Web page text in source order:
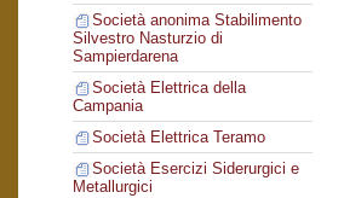
Società anonima Stabilimento
Silvestro Nasturzio di
Sampierdarena
Società Elettrica della
Campania
Società Elettrica Teramo
Società Esercizi Siderurgici e
Metallurgici